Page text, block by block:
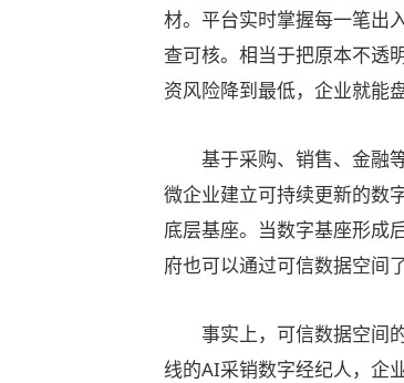
材。平台实时掌握每一笔出
查可核。相当于把原本不透
资风险降到最低，企业就能
基于采购、销售、金融等
微企业建立可持续更新的数
底层基座。当数字基座形成
府也可以通过可信数据空间
事实上，可信数据空间的
线的AI采销数字经纪人，企